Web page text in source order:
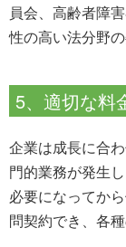
員会、高齢者障
性の高い法分野
5、適切な料
企業は成長に合
門的業務が発生し
必要になってか
問契約でき、各